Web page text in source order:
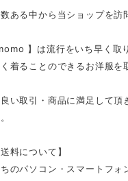
ある中から当ショップを訪
】は流行をいち早く取
着ることのできるお洋服を
い取引・商品に満足して
料について】
ちのパソコン・スマートフ